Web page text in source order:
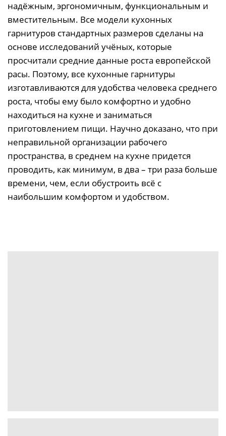
надёжным, эргономичным, функциональным и
вместительным. Все модели кухонных
гарнитуров стандартных размеров сделаны на
основе исследований учёных, которые
просчитали средние данные роста европейской
расы. Поэтому, все кухонные гарнитуры
изготавливаются для удобства человека среднего
роста, чтобы ему было комфортно и удобно
находиться на кухне и заниматься
приготовлением пищи. Научно доказано, что при
неправильной организации рабочего
пространства, в среднем на кухне придется
проводить, как минимум, в два – три раза больше
времени, чем, если обустроить всё с
наибольшим комфортом и удобством.